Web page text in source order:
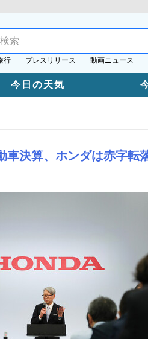
行 プレスリリース 動画ニュース
今日の天気
車決算、ホンダは赤字転